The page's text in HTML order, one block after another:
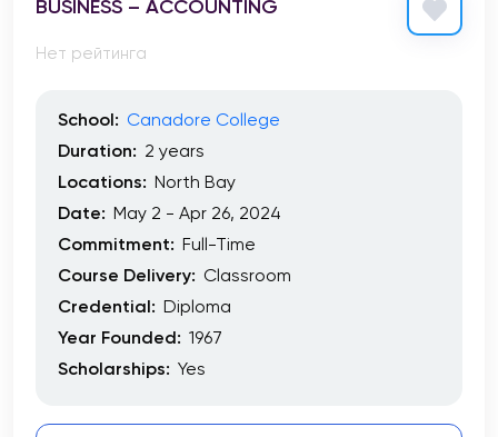
BUSINESS – ACCOUNTING
Нет рейтинга
School: Canadore College
Duration: 2 years
Locations: North Bay
Date: May 2 - Apr 26, 2024
Commitment: Full-Time
Course Delivery: Classroom
Credential: Diploma
Year Founded: 1967
Scholarships: Yes